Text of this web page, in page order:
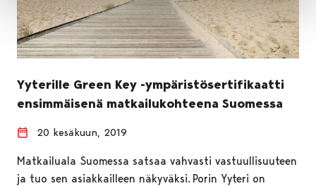
Yyterille Green Key -ympäristösertifikaatti
ensimmäisenä matkailukohteena Suomessa
20 kesäkuun, 2019
Matkailuala Suomessa satsaa vahvasti vastuullisuuteen
ja tuo sen asiakkailleen näkyväksi. Porin Yyteri on